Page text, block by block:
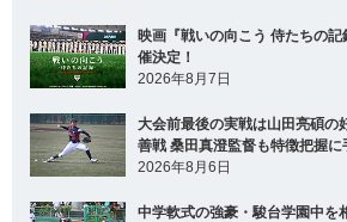
映画『戦いの向こう 侍たちの
催決定！
2026年8月7日
大会前最後の実戦は山田亮碩の
善戦 桑田真澄監督も特徴把握に
2026年8月6日
中学軟式の強豪・駿台学園中を